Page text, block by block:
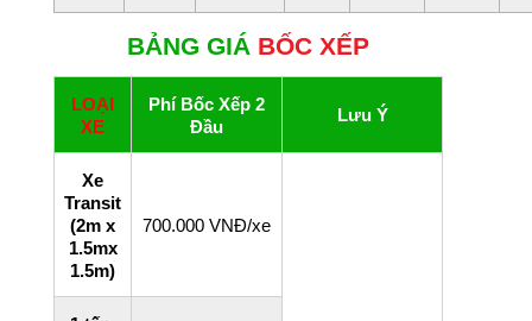
BẢNG GIÁ BỐC XẾP
LOẠI
XE
Phí Bốc Xếp 2
Đầu
L ưu Ý
Xe
Transit
(2m x
1.5mx
1.5m)
700.000 VNĐ/xe